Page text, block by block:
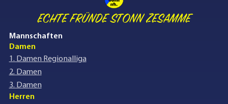
ECHTE FRÜNDE STONN ZESAMME
Mannschaften
Damen
1. Damen Regionalliga
2. Damen
3. Damen
Herren